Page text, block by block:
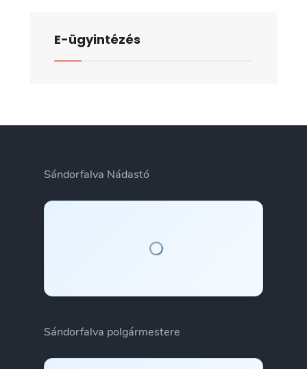
E-ügyintézés
Sándorfalva Nádastó
Sándorfalva polgármestere